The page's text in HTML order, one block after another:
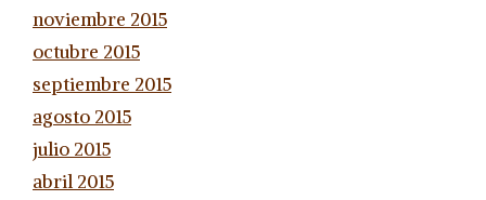
noviembre 2015
octubre 2015
septiembre 2015
agosto 2015
julio 2015
abril 2015